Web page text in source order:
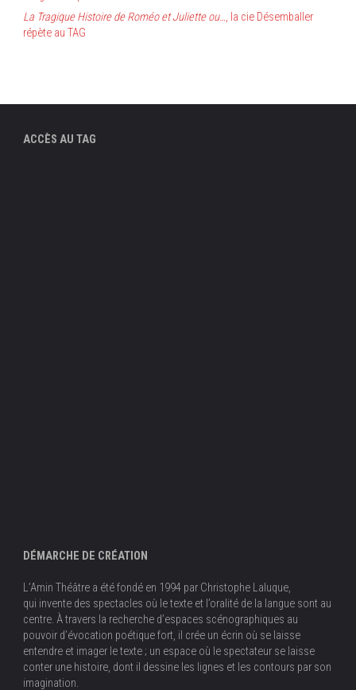
La Tragique Histoire de Roméo et Juliette ou…, la cie Désemballer
répète au TAG
ACCÈS AU TAG
DÉMARCHE DE CRÉATION
L’Amin Théâtre a été fondé en 1994 par Christophe Laluque,
qui invente des spectacles où le texte et l’oralité de la langue sont au
centre. À travers la recherche d’espaces scénographiques au
pouvoir d’évocation poétique fort, il crée un écrin où se laisse
entendre et imager le texte ; un espace où le spectateur se laisse
conter une histoire, dont il dessine les lignes et les contours par son
imagination.